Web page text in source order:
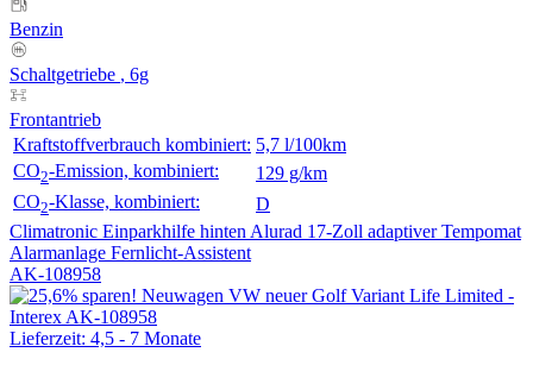
Benzin
Schaltgetriebe , 6g
Frontantrieb
Kraftstoffverbrauch kombiniert: 5,7 l/100km
CO2-Emission, kombiniert:
129 g/km
CO2-Klasse, kombiniert:
D
Climatronic Einparkhilfe hinten Alurad 17-Zoll adaptiver Tempomat
Alarmanlage Fernlicht-Assistent
AK-108958
Lieferzeit: 4,5 - 7 Monate